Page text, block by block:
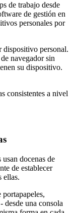
de trabajo desde
de gestión en
personales por
personal.
navegador sin
su dispositivo.
consistentes a nivel
docenas de
de establecer
ellas.
desde una consola